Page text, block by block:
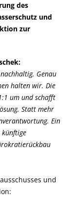
des
und
zur
Genau
halten wir. Die
um und schafft
Statt mehr
Ein
künftige
und